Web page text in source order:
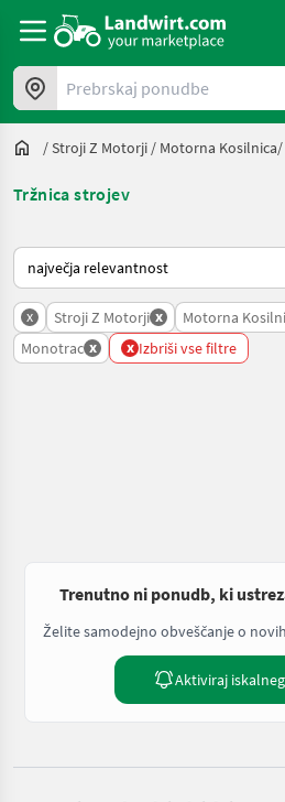
Prebrskaj ponudbe
/Stroji Z Motorji / Motorna
Tržnica strojev
Tako je razvrščeno na Landwirt.com
x Stroji Z Motorji x Motorna
Monotrac x x Izbriši vse filtre
Trenutno ni ponudb, ki
Želite samodejno obveščanje o
Aktiviraj